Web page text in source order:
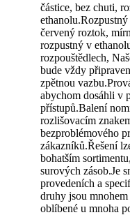
částice, bez chuti,
červený roztok,
rozpustný v
rozpouštědlech,
bude vždy
zpětnou
abychom dosáhli v
přístupů.Balení
rozlišovacím
bezproblémového
zákazníků.Řešení
bohatším
surových zásob.Je
provedeních a
druhy jsou
oblíbené u mnoha